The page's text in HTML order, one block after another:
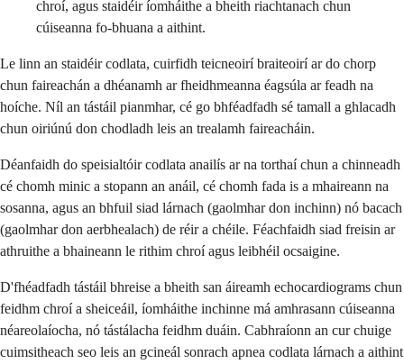
chroí, agus staidéir íomháithe a bheith riachtanach chun
cúiseanna fo-bhuana a aithint.
Le linn an staidéir codlata, cuirfidh teicneoirí braiteoirí ar do chorp
chun faireachán a dhéanamh ar fheidhmeanna éagsúla ar feadh na
hoíche. Níl an tástáil pianmhar, cé go bhféadfadh sé tamall a ghlacadh
chun oiriúnú don chodladh leis an trealamh faireacháin.
Déanfaidh do speisialtóir codlata anailís ar na torthaí chun a chinneadh
cé chomh minic a stopann an anáil, cé chomh fada is a mhaireann na
sosanna, agus an bhfuil siad lárnach (gaolmhar don inchinn) nó bacach
(gaolmhar don aerbhealach) de réir a chéile. Féachfaidh siad freisin ar
athruithe a bhaineann le rithim chroí agus leibhéil ocsaigine.
D'fhéadfadh tástáil bhreise a bheith san áireamh echocardiograms chun
feidhm chroí a sheiceáil, íomháithe inchinne má amhrasann cúiseanna
néareolaíocha, nó tástálacha feidhm duáin. Cabhraíonn an cur chuige
cuimsitheach seo leis an gcineál sonrach apnea codlata lárnach a aithint